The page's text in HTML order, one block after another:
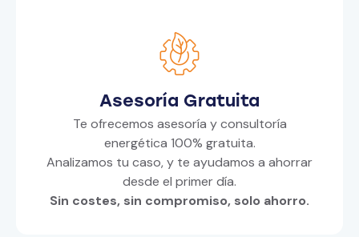
Asesoría Gratuita
Te ofrecemos asesoría y consultoría
energética 100% gratuita.
Analizamos tu caso, y te ayudamos a ahorrar
desde el primer día.
Sin costes, sin compromiso, solo ahorro.